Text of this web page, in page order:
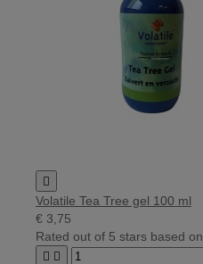

Volatile Tea Tree gel 100 ml
€ 3,75
Rated out of 5 stars based on
 